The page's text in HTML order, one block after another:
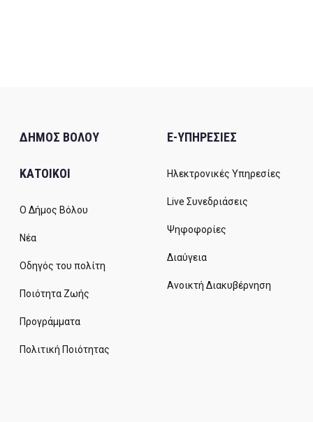
ΔΗΜΟΣ ΒΟΛΟΥ
ΚΑΤΟΙΚΟΙ
Ο Δήμος Βόλου
Νέα
Οδηγός του πολίτη
Ποιότητα Ζωής
Προγράμματα
Πολιτική Ποιότητας
E-ΥΠΗΡΕΣΙΕΣ
Ηλεκτρονικές Υπηρεσίες
Live Συνεδριάσεις
Ψηφοφορίες
Διαύγεια
Ανοικτή Διακυβέρνηση